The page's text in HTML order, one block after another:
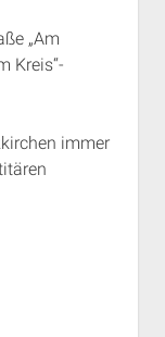
„Am
Kreis“-
immer